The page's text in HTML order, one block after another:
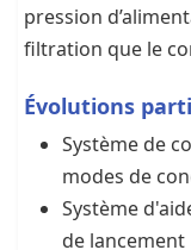
pression
filtration que le
Évolutions
Système de
modes de
Système
de lancement